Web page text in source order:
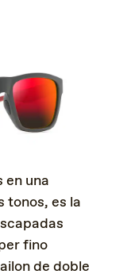
en una
tonos, es la
fino
de doble